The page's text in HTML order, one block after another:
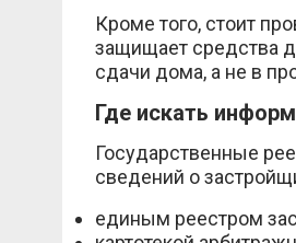
Кроме того, стоит
защищает средства
сдачи дома, а не в
Где искать
Государственные
сведений о
единым реестром